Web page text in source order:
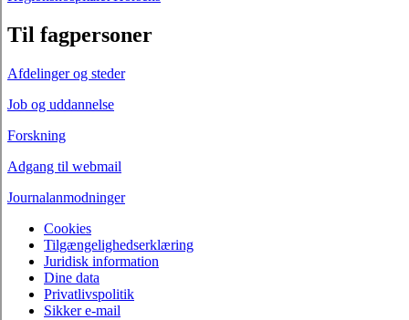
Til fagpersoner
Afdelinger og steder
Job og uddannelse
Forskning
Adgang til webmail
Journalanmodninger
Cookies
Tilgængelighedserklæring
Juridisk information
Dine data
Privatlivspolitik
Sikker e-mail